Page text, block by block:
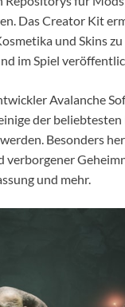
Das Creator Kit
und Skins
im Spiel
Avalanche
der
Besonders
und mehr.